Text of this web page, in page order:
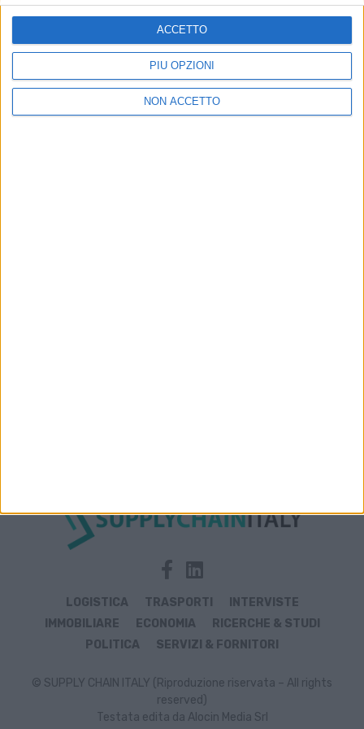
PIÙ OPZIONI
NON ACCETTO
ACCETTO
ISCRIVITI
Dichiaro di aver letto e compreso l'informativa sulla privacy e
di dare il mio consenso alla ricezione di promozioni commerciali
LOGISTICA TRASPORTI
INTERVISTE
IMMOBILIARE
ECONOMIA
RICERCHE & STUDI
POLITICA
SERVIZI & FORNITORI
© SUPPLY CHAIN ITALY (Riproduzione riservata – All rights
reserved)
Testata edita da Alocin Media Srl